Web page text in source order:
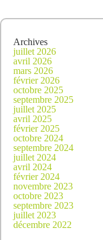
Archives
juillet 2026
avril 2026
mars 2026
février 2026
octobre 2025
septembre 2025
juillet 2025
avril 2025
février 2025
octobre 2024
septembre 2024
juillet 2024
avril 2024
février 2024
novembre 2023
octobre 2023
septembre 2023
juillet 2023
décembre 2022